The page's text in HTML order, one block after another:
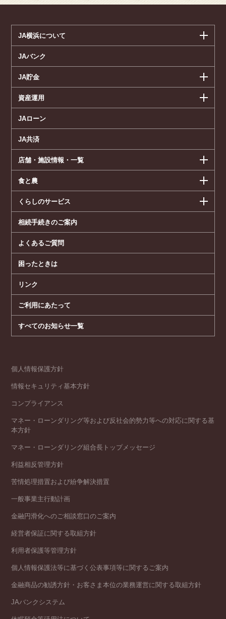
JA横浜について
JAバンク
JA貯金
資産運用
JAローン
JA共済
店舗・施設情報・一覧
食と農
くらしのサービス
相続手続きのご案内
よくあるご質問
困ったときは
リンク
ご利用にあたって
すべてのお知らせ一覧
個人情報保護方針
情報セキュリティ基本方針
コンプライアンス
マネー・ローンダリング等および反社会的勢力等への対応に関する基
本方針
マネー・ローンダリング組合長トップメッセージ
利益相反管理方針
苦情処理措置および紛争解決措置
一般事業主行動計画
金融円滑化へのご相談窓口のご案内
経営者保証に関する取組方針
利用者保護等管理方針
個人情報保護法等に基づく公表事項等に関するご案内
金融商品の勧誘方針・お客さま本位の業務運営に関する取組方針
JAバンクシステム